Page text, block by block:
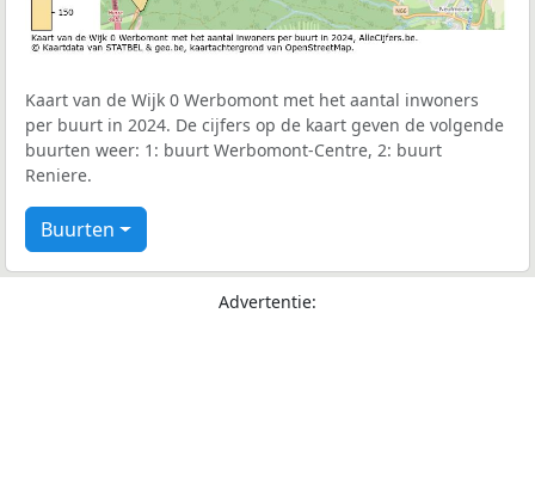
Kaart van de Wijk 0 Werbomont met het aantal inwoners
per buurt in 2024. De cijfers op de kaart geven de volgende
buurten weer: 1: buurt Werbomont-Centre, 2: buurt
Reniere.
Buurten
Advertentie: